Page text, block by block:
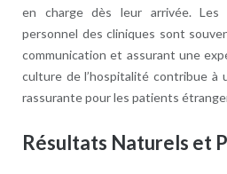
en charge dès leur arrivée. Les
personnel des cliniques sont
communication et assurant une
culture de l’hospitalité contribue à
rassurante pour les patients
Résultats Naturels et